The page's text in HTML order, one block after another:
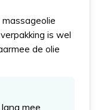
is wel
de olie
mee